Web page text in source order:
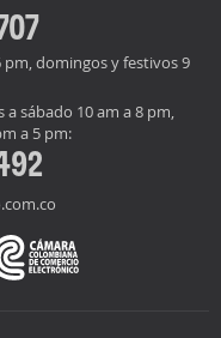
pm, domingos y festivos 9
sábado 10 am a 8 pm,
a 5 pm: